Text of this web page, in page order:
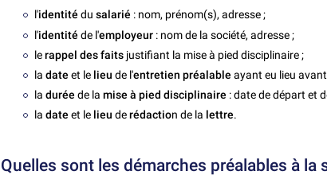
l'identité dusalarié : nom, prénom(s), adresse ;
l'identitéde l'employeur : nom de la société, adresse ;
lerappel des faits justifiant la mise à pied disciplinaire ;
la dateet le lieu de l'entretien préalable ayant eu lieu
ladurée de lamise à pied disciplinaire : date de départ et
ladateet le lieu derédaction de la lettre.
Quelles sont les démarches préalables à